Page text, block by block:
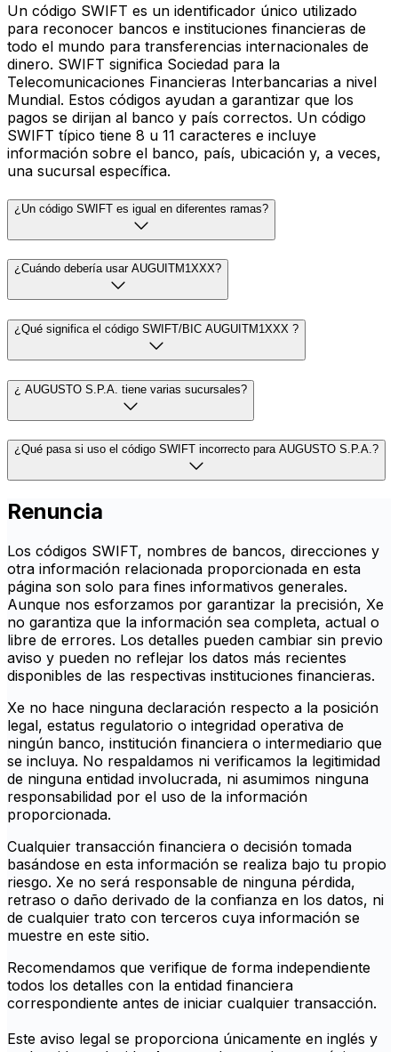
Un código SWIFT es un identificador único utilizado
para reconocer bancos e instituciones financieras de
todo el mundo para transferencias internacionales de
dinero. SWIFT significa Sociedad para la
Telecomunicaciones Financieras Interbancarias a nivel
Mundial. Estos códigos ayudan a garantizar que los
pagos se dirijan al banco y país correctos. Un código
SWIFT típico tiene 8 u 11 caracteres e incluye
información sobre el banco, país, ubicación y, a veces,
una sucursal específica.
¿Un código SWIFT es igual en diferentes ramas?
¿Cuándo debería usar AUGUITM1XXX?
¿Qué significa el código SWIFT/BIC AUGUITM1XXX ?
¿ AUGUSTO S.P.A. tiene varias sucursales?
¿Qué pasa si uso el código SWIFT incorrecto para AUGUSTO S.P.A.?
Renuncia
Los códigos SWIFT, nombres de bancos, direcciones y
otra información relacionada proporcionada en esta
página son solo para fines informativos generales.
Aunque nos esforzamos por garantizar la precisión, Xe
no garantiza que la información sea completa, actual o
libre de errores. Los detalles pueden cambiar sin previo
aviso y pueden no reflejar los datos más recientes
disponibles de las respectivas instituciones financieras.
Xe no hace ninguna declaración respecto a la posición
legal, estatus regulatorio o integridad operativa de
ningún banco, institución financiera o intermediario que
se incluya. No respaldamos ni verificamos la legitimidad
de ninguna entidad involucrada, ni asumimos ninguna
responsabilidad por el uso de la información
proporcionada.
Cualquier transacción financiera o decisión tomada
basándose en esta información se realiza bajo tu propio
riesgo. Xe no será responsable de ninguna pérdida,
retraso o daño derivado de la confianza en los datos, ni
de cualquier trato con terceros cuya información se
muestre en este sitio.
Recomendamos que verifique de forma independiente
todos los detalles con la entidad financiera
correspondiente antes de iniciar cualquier transacción.
Este aviso legal se proporciona únicamente en inglés y